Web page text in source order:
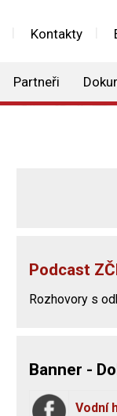
Kontakty
Partneři
Podcast
Rozhovory s
Banner -
Vodní